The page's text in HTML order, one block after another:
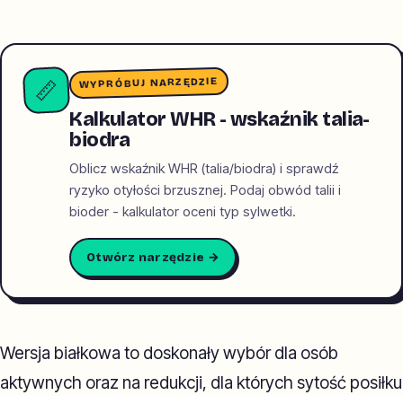
📏 WYPRÓBUJ NARZĘDZIE
Kalkulator WHR - wskaźnik talia-
biodra
Oblicz wskaźnik WHR (talia/biodra) i sprawdź
ryzyko otyłości brzusznej. Podaj obwód talii i
bioder - kalkulator oceni typ sylwetki.
Otwórz narzędzie →
Wersja białkowa to doskonały wybór dla osób
aktywnych oraz na redukcji, dla których sytość posiłku